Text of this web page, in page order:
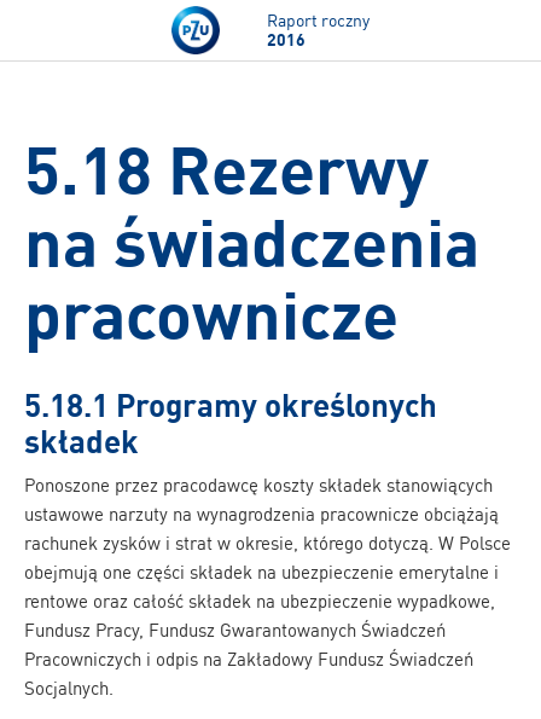
Przejdź do treści
Raport roczny
2016
5.18 Rezerwy
na świadczenia
pracownicze
5.18.1 Programy określonych
składek
Ponoszone przez pracodawcę koszty składek stanowiących
ustawowe narzuty na wynagrodzenia pracownicze obciążają
rachunek zysków i strat w okresie, którego dotyczą. W Polsce
obejmują one części składek na ubezpieczenie emerytalne i
rentowe oraz całość składek na ubezpieczenie wypadkowe,
Fundusz Pracy, Fundusz Gwarantowanych Świadczeń
Pracowniczych i odpis na Zakładowy Fundusz Świadczeń
Socjalnych.